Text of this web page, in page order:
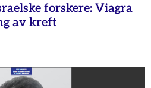
forskere: Viagra
av kreft